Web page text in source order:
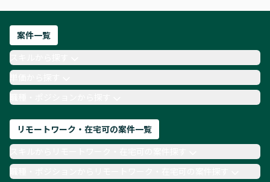
フロントエンドエンジニア
ネットワークエンジニア
AIエンジニア
Webデザイナー
月収100万円 業務委託
COBOL
Ruby
TypeScript
Laravel AWS
案件一覧
単価から探す
職種・ポジションから探す
リモートワーク・在宅可の案件一覧
職種・ポジションからリモートワーク・在宅可の案件探す